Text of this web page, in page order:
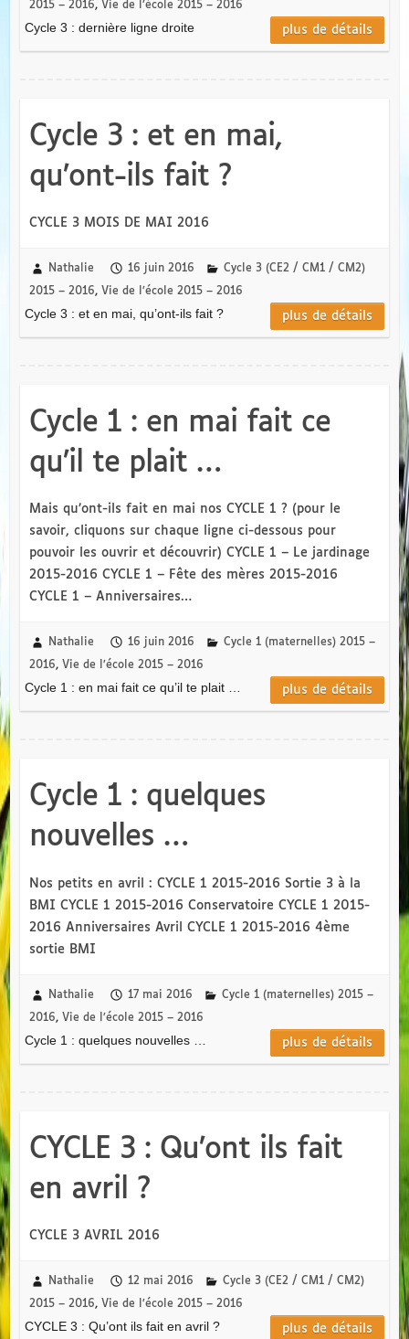
2015 – 2016, Vie de l’école 2015 – 2016
Cycle 3 : dernière ligne droite plus de détails
Cycle 3 : et en mai,
qu’ont-ils fait ?
CYCLE 3 MOIS DE MAI 2016
Nathalie 16 juin 2016 Cycle 3 (CE2 / CM1 / CM2)
2015 – 2016, Vie de l’école 2015 – 2016
Cycle 3 : et en mai, qu’ont-ils fait ? plus de détails
Cycle 1 : en mai fait ce
qu’il te plait …
Mais qu’ont-ils fait en mai nos CYCLE 1 ? (pour le
savoir, cliquons sur chaque ligne ci-dessous pour
pouvoir les ouvrir et découvrir) CYCLE 1 – Le jardinage
2015-2016 CYCLE 1 – Fête des mères 2015-2016
CYCLE 1 – Anniversaires…
Nathalie 16 juin 2016 Cycle 1 (maternelles) 2015 –
2016, Vie de l’école 2015 – 2016
Cycle 1 : en mai fait ce qu’il te plait … plus de détails
Cycle 1 : quelques
nouvelles …
Nos petits en avril : CYCLE 1 2015-2016 Sortie 3 à la
BMI CYCLE 1 2015-2016 Conservatoire CYCLE 1 2015-
2016 Anniversaires Avril CYCLE 1 2015-2016 4ème
sortie BMI
Nathalie 17 mai 2016 Cycle 1 (maternelles) 2015 –
2016, Vie de l’école 2015 – 2016
Cycle 1 : quelques nouvelles … plus de détails
CYCLE 3 : Qu’ont ils fait
en avril ?
CYCLE 3 AVRIL 2016
Nathalie 12 mai 2016 Cycle 3 (CE2 / CM1 / CM2)
2015 – 2016, Vie de l’école 2015 – 2016
CYCLE 3 : Qu’ont ils fait en avril ? plus de détails